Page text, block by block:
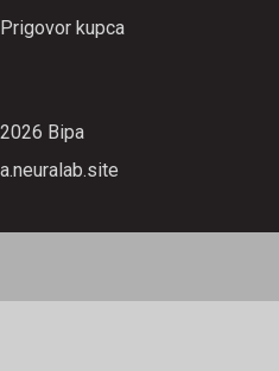
Prigovor kupca
2026 Bipa
a.neuralab.site